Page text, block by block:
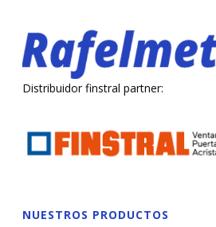
Distribuidor finstral partner:
NUESTROS PRODUCTOS